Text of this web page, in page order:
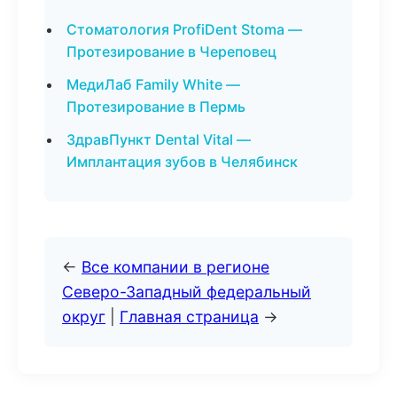
Стоматология ProfiDent Stoma —
Протезирование в Череповец
МедиЛаб Family White —
Протезирование в Пермь
ЗдравПункт Dental Vital —
Имплантация зубов в Челябинск
← Все компании в регионе
Северо-Западный федеральный
округ
Главная страница →